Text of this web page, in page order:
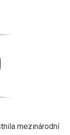
mezinárodní